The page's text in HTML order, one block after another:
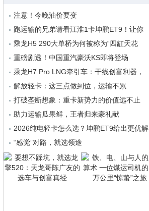
注意！今晚油价要变
跑运输的兄弟请看江淮1卡坤鹏ET9！让你
乘龙H5 290大单桥为何被称为“四缸天花
重磅剧透！中国重汽豪沃KS即将登场
乘龙H7 Pro LNG牵引车：干线创富利器，
解放轻卡：这三点做到位，运输不累
打破垄断想象：重卡新势力的价值远不止
助力运输瓜果鲜，王者归来豪礼献
2026纯电轻卡怎么选？坤鹏ET9给出更优解
“感觉”对路，就选领途